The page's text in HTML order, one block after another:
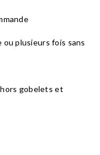
ou plusieurs fois sans
gobelets et